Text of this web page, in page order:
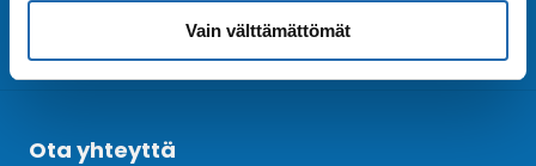
Vain välttämättömät
Tilaa uutiskirje Arkisto
Ota yhteyttä